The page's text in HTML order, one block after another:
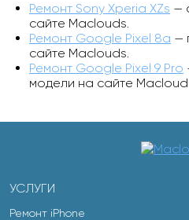
Ремонт Sony Xperia XZs —
сайте Maclouds.
Ремонт Google Pixel 8a —
сайте Maclouds.
Ремонт Google Pixel 9 Pro
модели на сайте
УСЛУГИ
Ремонт iPhone